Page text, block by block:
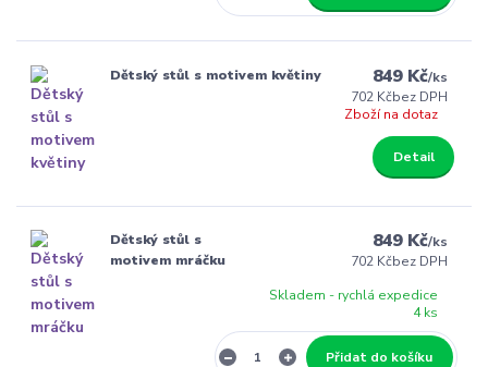
Dětský stůl s motivem květiny 849 Kč/ks
702 Kčbez DPH
Zboží na dotaz
Detail
Dětský stůl s
motivem mráčku
849 Kč/ks
702 Kčbez DPH
Skladem - rychlá expedice
4 ks
Přidat do košíku